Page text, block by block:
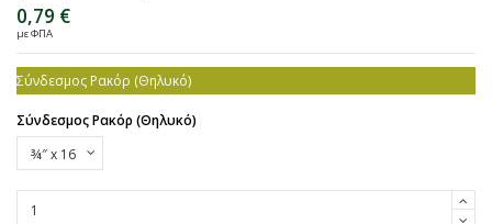
0,79 €
με ΦΠΑ
Σύνδεσμος Ρακόρ (Θηλυκό)
Σύνδεσμος Ρακόρ (Θηλυκό)